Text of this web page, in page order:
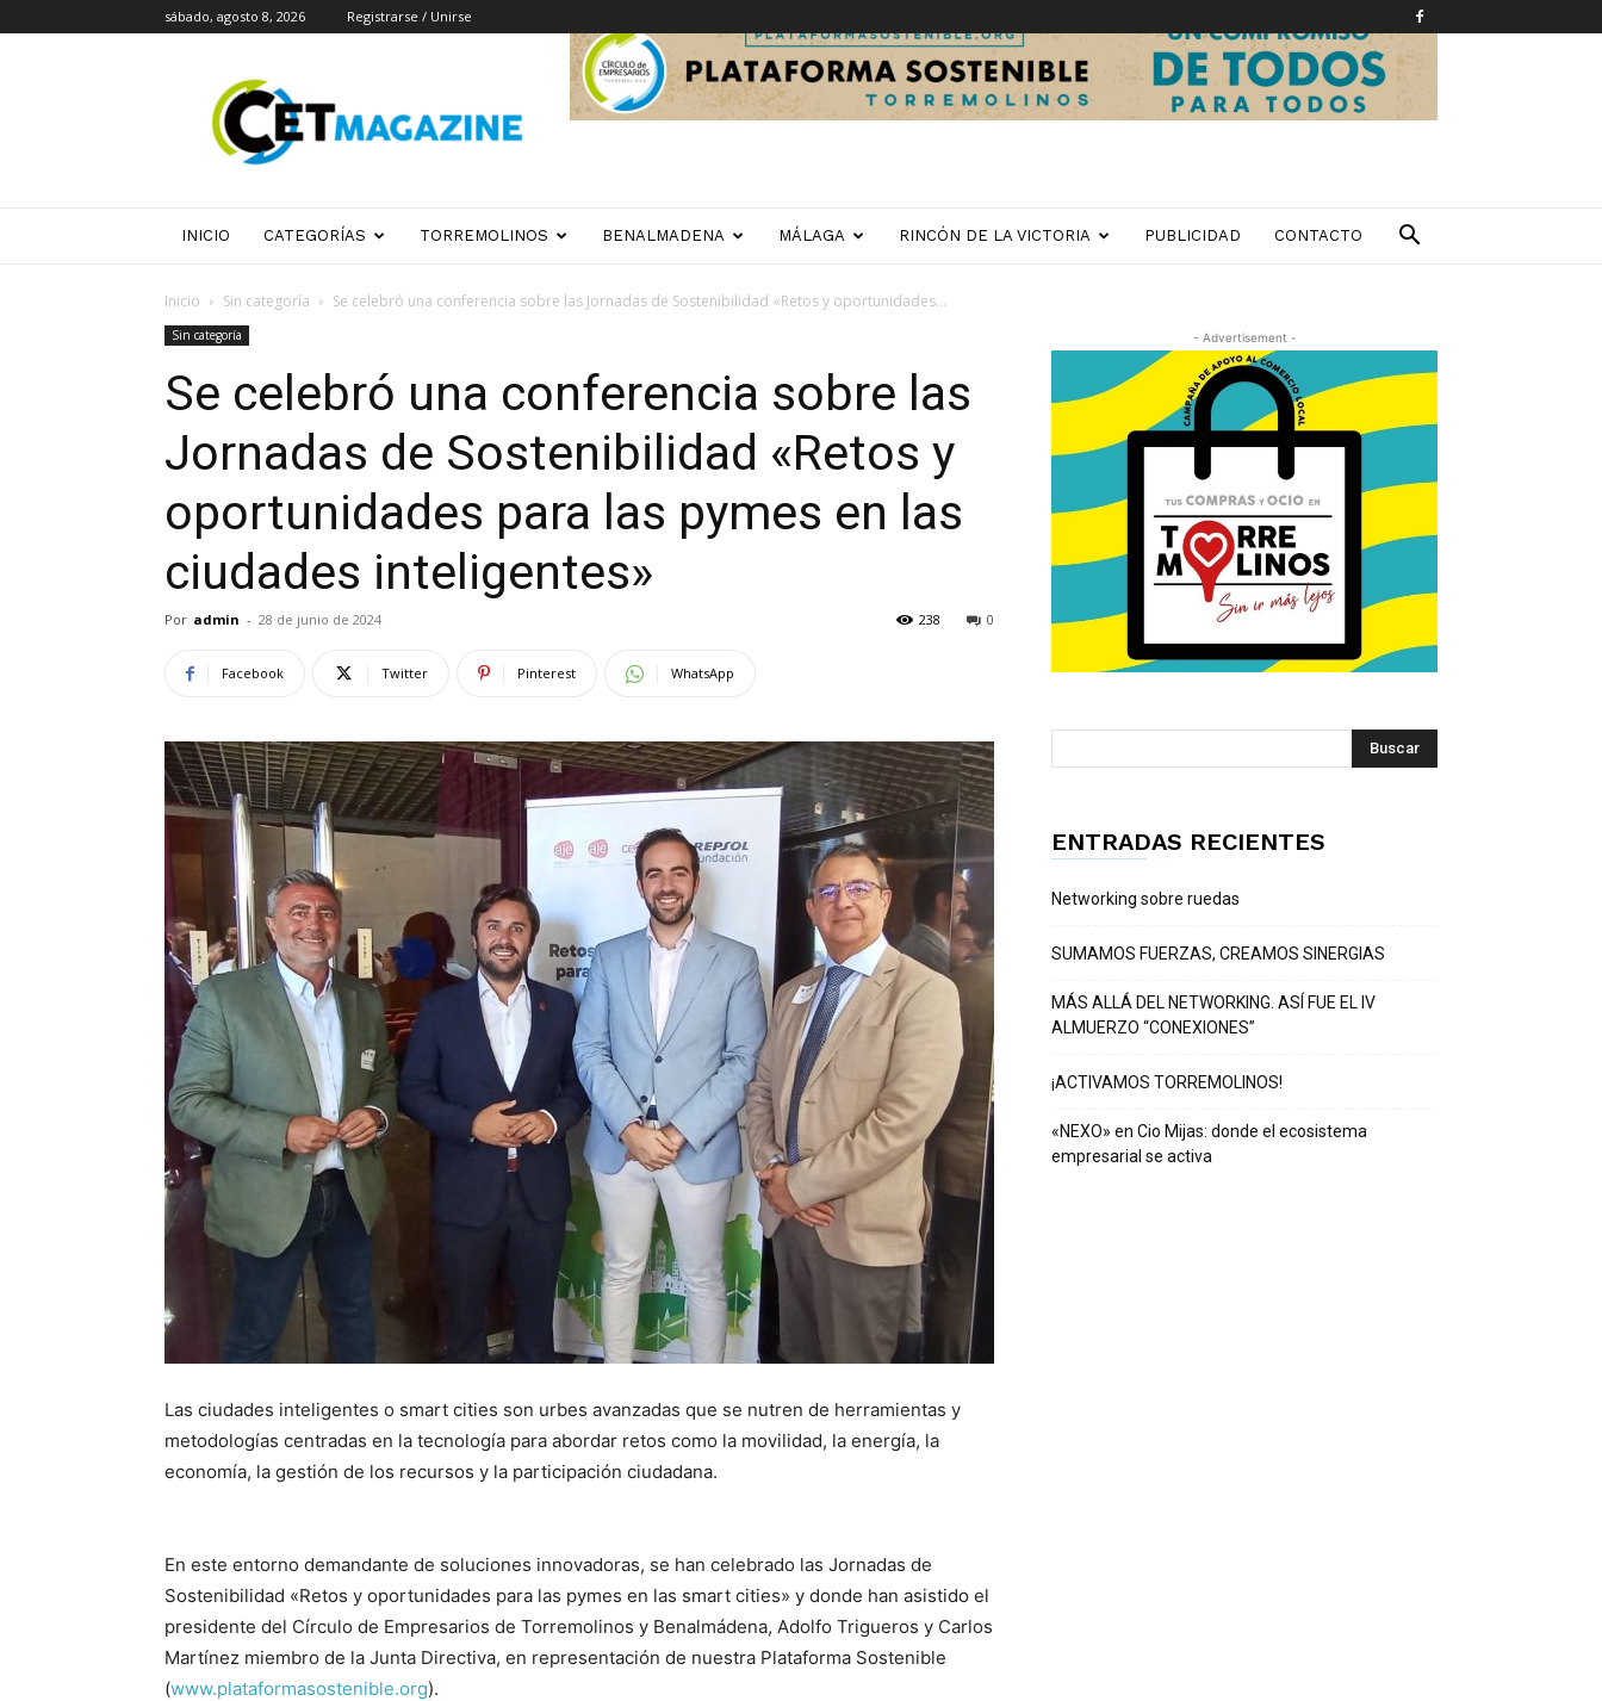
sábado, agosto 8, 2026 Registrarse / Unirse
INICIO CATEGORÍAS TORREMOLINOS BENALMADENA MÁLAGA RINCÓN DE LA VICTORIA PUBLICIDAD CONTACTO
Inicio Sin categoría Se celebró una conferencia sobre las Jornadas de Sostenibilidad «Retos y oportunidades...
Sin categoría
Se celebró una conferencia sobre las
Jornadas de Sostenibilidad «Retos y
oportunidades para las pymes en las
ciudades inteligentes»
Por admin - 28 de junio de 2024 0
238
Facebook Twitter Pinterest WhatsApp
Las ciudades inteligentes o smart cities son urbes avanzadas que se nutren de herramientas y
metodologías centradas en la tecnología para abordar retos como la movilidad, la energía, la
economía, la gestión de los recursos y la participación ciudadana.
En este entorno demandante de soluciones innovadoras, se han celebrado las Jornadas de
Sostenibilidad «Retos y oportunidades para las pymes en las smart cities» y donde han asistido el
presidente del Círculo de Empresarios de Torremolinos y Benalmádena, Adolfo Trigueros y Carlos
Martínez miembro de la Junta Directiva, en representación de nuestra Plataforma Sostenible
(www.plataformasostenible.org).
- Advertisement -
ENTRADAS RECIENTES
Networking sobre ruedas
SUMAMOS FUERZAS, CREAMOS SINERGIAS
MÁS ALLÁ DEL NETWORKING. ASÍ FUE EL IV
ALMUERZO “CONEXIONES”
¡ACTIVAMOS TORREMOLINOS!
«NEXO» en Cio Mijas: donde el ecosistema
empresarial se activa